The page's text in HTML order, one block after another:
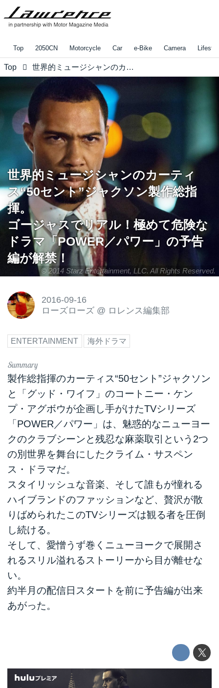
Top 2050CN Motorcycle Car e-Bike Camera
Top 世界的ミュージシャンのカーティス“50セント”ジャクソン製作総指揮。 ゴージャスでリアル！極めて危険なドラマ「POWER／パワー」の予告編が解禁！
© 2014 Starz Entertainment, LLC. All Rights Reserved.
世界的ミュージシャンのカーティ
ス“50セント”ジャクソン製作総指
揮。
ゴージャスでリアル！極めて危険な
ドラマ「POWER／パワー」の予告
編が解禁！
2016-09-16
ローズローズ @ ロレンス編集部
ENTERTAINMENT 海外ドラマ
製作総指揮のカーティス“50セント”ジャクソン
と「グッド・ワイフ」のコートニー・ケン
プ・アグボウが企画し手がけたTVシリーズ
「POWER／パワー」は、魅惑的なニューヨー
クのクラブシーンと残忍な麻薬取引という2つ
の別世界を舞台にしたクライム・サスペン
ス・ドラマだ。
スタイリッシュな音楽、そして誰もが憧れる
ハイブランドのファッションなど、贅沢が散
りばめられたこのTVシリーズは観る者を圧倒
し続ける。
そして、愛憎うず巻くニューヨークで展開さ
れるスリル溢れるストーリーから目が離せな
い。
約半月の配信日スタートを前に予告編が出来
あがった。